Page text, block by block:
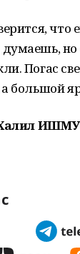
что
но
Погас
большой